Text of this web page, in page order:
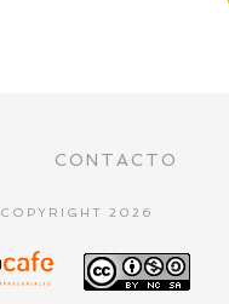
CONTACTO
2026